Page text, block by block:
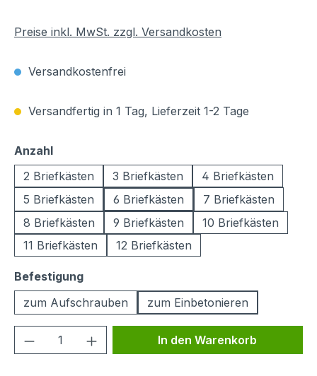
Preise inkl. MwSt. zzgl. Versandkosten
Versandkostenfrei
Versandfertig in 1 Tag, Lieferzeit 1-2 Tage
Anzahlauswählen
2 Briefkästen
3 Briefkästen
4 Briefkästen
5 Briefkästen
6 Briefkästen
7 Briefkästen
8 Briefkästen
9 Briefkästen
10 Briefkästen
11 Briefkästen
12 Briefkästen
Befestigungauswählen
zum Aufschrauben
zum Einbetonieren
Produkt Anzahl: Gib denIn den Warenkorb